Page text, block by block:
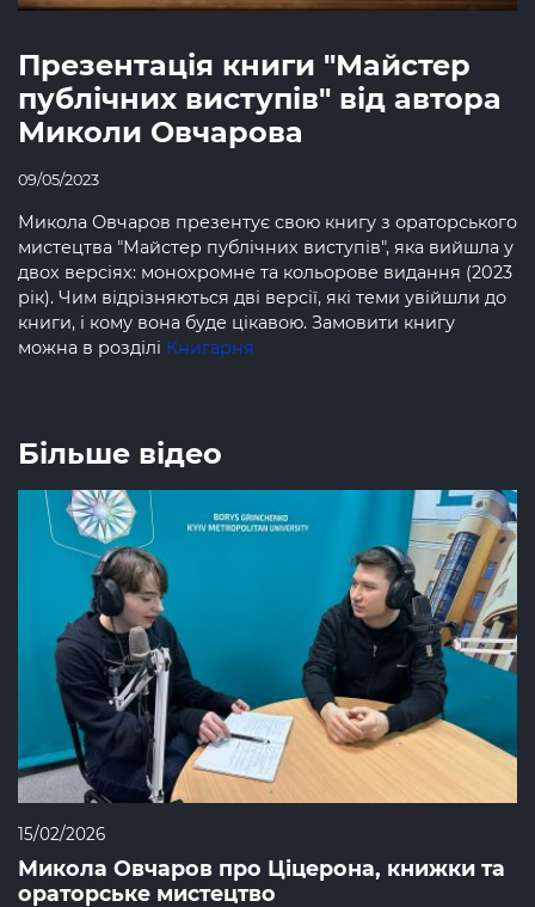
Презентація книги "Майстер
публічних виступів" від автора
Миколи Овчарова
09/05/2023
Микола Овчаров презентує свою книгу з ораторського
мистецтва "Майстер публічних виступів", яка вийшла у
двох версіях: монохромне та кольорове видання (2023
рік). Чим відрізняються дві версії, які теми увійшли до
книги, і кому вона буде цікавою. Замовити книгу
можна в розділі Книгарня
Більше відео
15/02/2026
Микола Овчаров про Ціцерона, книжки та
ораторське мистецтво